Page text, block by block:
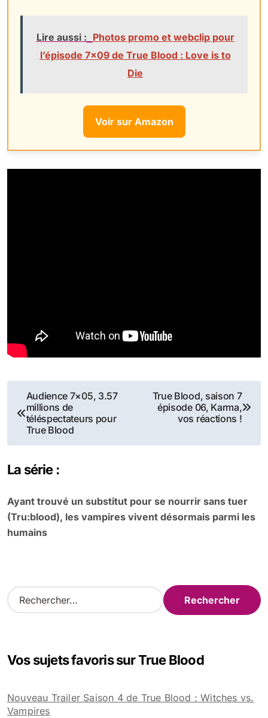
Lire aussi : Photos promo et webclip pour
l’épisode 7×09 de True Blood : Love is to
Die
Voir sur Amazon
Navigation
de
l’article
Audience 7×05, 3.57
millions de
téléspectateurs pour
True Blood
True Blood, saison 7
épisode 06, Karma,
vos réactions !
La série :
Ayant trouvé un substitut pour se nourrir sans tuer
(Tru:blood), les vampires vivent désormais parmi les
humains
R
e
r
e
r
Vos sujets favoris sur True Blood
Nouveau Trailer Saison 4 de True Blood : Witches vs.
Vampires